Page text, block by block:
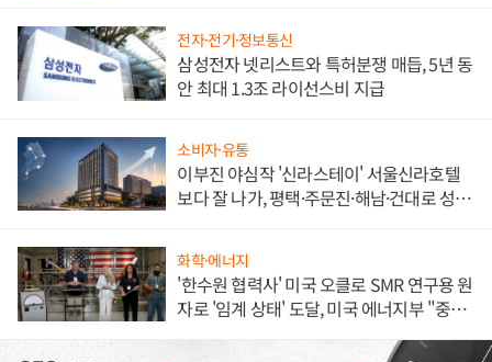
전자·전기·정보통신
삼성전자 넷리스트와 특허분쟁 매듭, 5년 동
안 최대 1.3조 라이선스비 지급
소비자·유통
이부진 야심작 '신라스테이' 서울신라호텔
보다 잘 나가, 평택·주문진·해남·건대로 성
화학·에너지
'한수원 협력사' 미국 오클로 SMR 연구용 원
자로 '임계 상태' 도달, 미국 에너지부 "중요